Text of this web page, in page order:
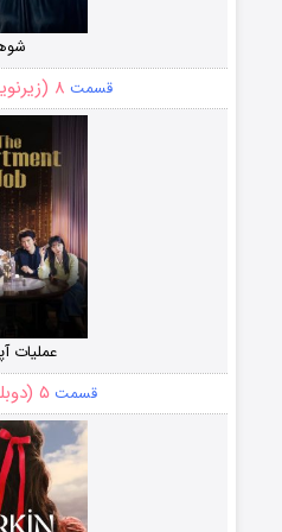
قسمت ۸ (زیرنویس)
عملیات
قسمت ۵ (دوبله)